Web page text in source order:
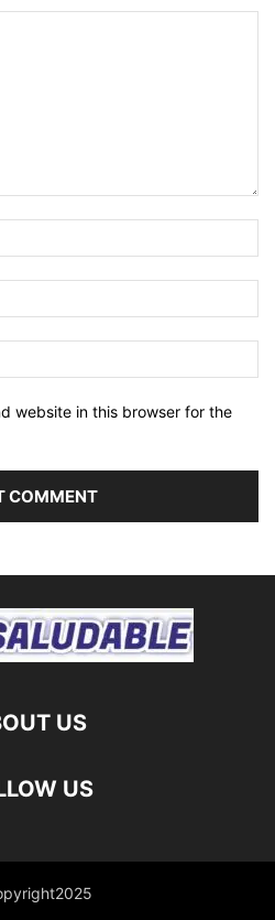
website in this browser for the
US
US